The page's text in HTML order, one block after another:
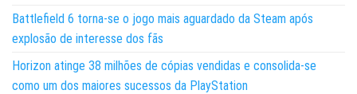
Battlefield 6 torna-se o jogo mais aguardado da Steam após
explosão de interesse dos fãs
Horizon atinge 38 milhões de cópias vendidas e consolida-se
como um dos maiores sucessos da PlayStation